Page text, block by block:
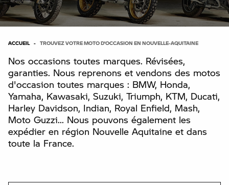
ACCUEIL TROUVEZ VOTRE MOTO D’OCCASION EN NOUVELLE-AQUITAINE
Nos occasions toutes marques. Révisées,
garanties. Nous reprenons et vendons des motos
d'occasion toutes marques : BMW, Honda,
Yamaha, Kawasaki, Suzuki, Triumph, KTM, Ducati,
Harley Davidson, Indian, Royal Enfield, Mash,
Moto Guzzi... Nous pouvons également les
expédier en région Nouvelle Aquitaine et dans
toute la France.